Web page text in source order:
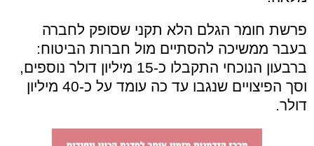
פרשת חומר הגלם הלא תקני שסופק לחברה
בעבר ממשיכה להסתיים מול חברות הביטוח:
ברבעון הנוכחי התקבלו כ-15 מיליון דולר נוספים,
וסך הפיצויים שנגבו עד כה עומד על כ-40 מיליון
דולר.